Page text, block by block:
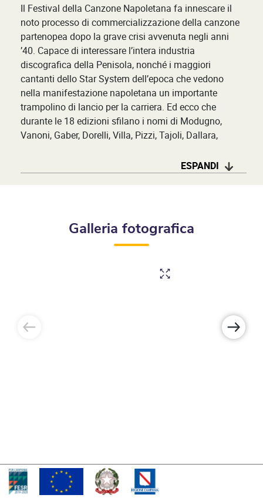
Il Festival della Canzone Napoletana fa innescare il
noto processo di commercializzazione della canzone
partenopea dopo la grave crisi avvenuta negli anni
’40. Capace di interessare l’intera industria
discografica della Penisola, nonché i maggiori
cantanti dello Star System dell’epoca che vedono
nella manifestazione napoletana un importante
trampolino di lancio per la carriera. Ed ecco che
durante le 18 edizioni sfilano i nomi di Modugno,
Vanoni, Gaber, Dorelli, Villa, Pizzi, Tajoli, Dallara,
Sciummo,
Guaglione, Lazzarella, Vurria o Desiderio ’e sole. Ma il
Courtesy Domenico Matania
ESPANDI
Galleria fotografica